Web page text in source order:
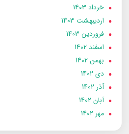
خرداد 1403
ارديبهشت 1403
فروردین 1403
اسفند 1402
بهمن 1402
دی 1402
آذر 1402
آبان 1402
مهر 1402